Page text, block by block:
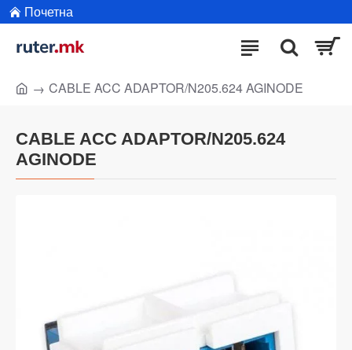
Почетна
CABLE ACC ADAPTOR/N205.624 AGINODE
CABLE ACC ADAPTOR/N205.624
AGINODE